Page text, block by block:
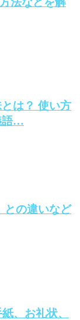
は？ 使い方
語…
との違いなど
、お礼状、